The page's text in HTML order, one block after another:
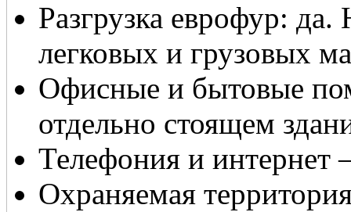
Разгрузка еврофур: да.
легковых и грузовых
Офисные и бытовые
отдельно стоящем
Телефония и интернет
Охраняемая